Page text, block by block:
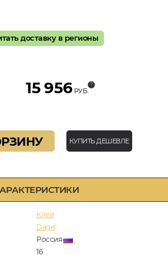
Клей
Dagel
Россия
16
доставку в регионы
15 956 РУБ.
КУПИТЬ ДЕШЕВЛЕ